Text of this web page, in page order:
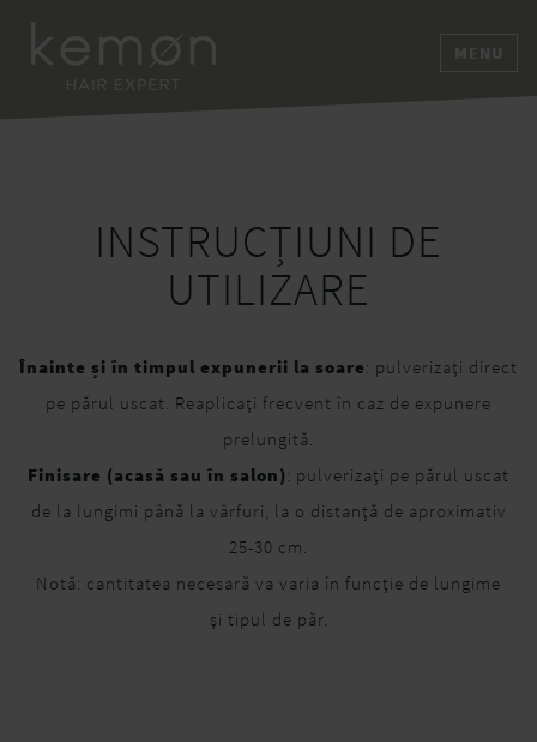
MENU
INSTRUCȚIUNI DE
UTILIZARE
Înainte și în timpul expunerii la soare: pulverizați direct
pe părul uscat. Reaplicați frecvent în caz de expunere
prelungită.
Finisare (acasă sau în salon): pulverizați pe părul uscat
de la lungimi până la vârfuri, la o distanță de aproximativ
25-30 cm.
Notă: cantitatea necesară va varia în funcție de lungime
și tipul de păr.